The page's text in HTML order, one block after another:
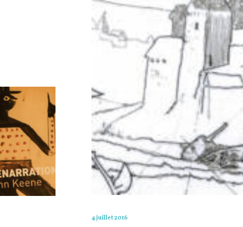
4 juillet 2016